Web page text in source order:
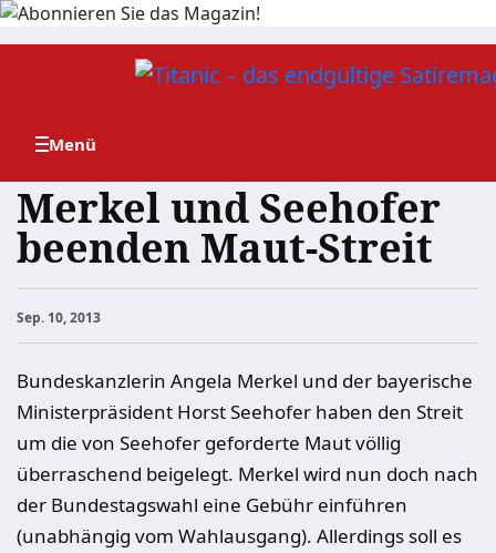
Zum
Merkel und Seehofer
beenden Maut-Streit
Sep. 10, 2013
Bundeskanzlerin Angela Merkel und der bayerische
Ministerpräsident Horst Seehofer haben den Streit
um die von Seehofer geforderte Maut völlig
überraschend beigelegt. Merkel wird nun doch nach
der Bundestagswahl eine Gebühr einführen
(unabhängig vom Wahlausgang). Allerdings soll es